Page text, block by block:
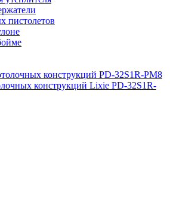
пистолетов
конструкций Lixie PD-32S1R-